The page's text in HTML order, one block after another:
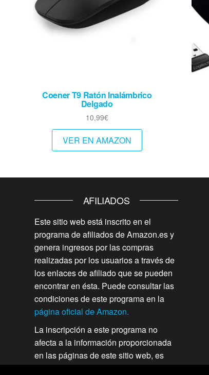
Coener T9 Ratón Inalámbrico
Delgado
10,99€
VER EN AMAZON
AFILIADOS
Este sitio web está inscrito en el
programa de afiliados de Amazon.es y
genera ingresos por las compras
realizadas por los usuarios a través de
los enlaces de afiliado que se pueden
encontrar en ésta. Puede consultar las
condiciones de este programa en la
página oficial de Amazon.
La inscripción a este programa no
afecta a la información proporcionada
en las páginas de este sitio web, es
independiente, veraz y su finalidad